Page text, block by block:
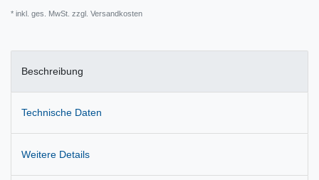
* inkl. ges. MwSt. zzgl. Versandkosten
Beschreibung
Technische Daten
Weitere Details